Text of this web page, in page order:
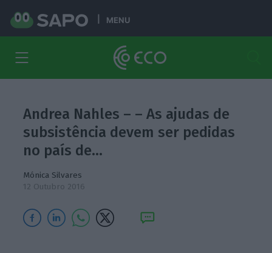
MENU
Andrea Nahles – – As ajudas de
subsistência devem ser pedidas
no país de…
Mónica Silvares
12 Outubro 2016